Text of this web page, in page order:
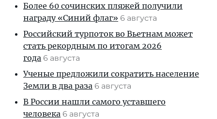
Более 60 сочинских пляжей получили
награду «Синий флаг» 6 августа
Российский турпоток во Вьетнам может
стать рекордным по итогам 2026
года 6 августа
Ученые предложили сократить население
Земли в два раза 6 августа
В России нашли самого уставшего
человека 6 августа